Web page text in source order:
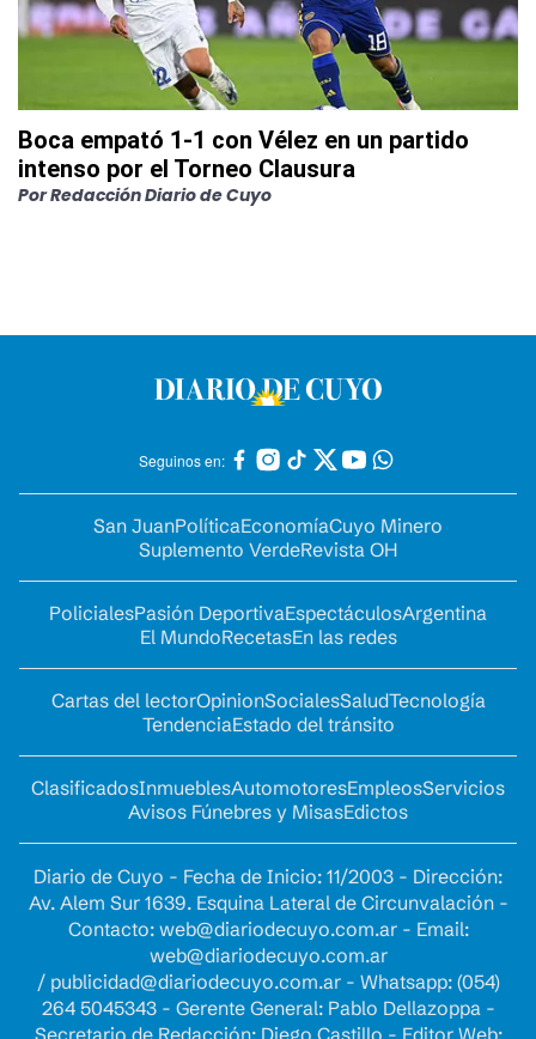
Boca empató 1-1 con Vélez en un partido
intenso por el Torneo Clausura
PorRedacción Diario de Cuyo
Seguinos en:
San JuanPolíticaEconomíaCuyo Minero
Suplemento VerdeRevista OH
PolicialesPasión DeportivaEspectáculosArgentina
El MundoRecetasEn las redes
Cartas del lectorOpinionSocialesSaludTecnología
TendenciaEstado del tránsito
ClasificadosInmueblesAutomotoresEmpleosServicios
Avisos Fúnebres y MisasEdictos
Diario de Cuyo - Fecha de Inicio: 11/2003 - Dirección:
Av. Alem Sur 1639. Esquina Lateral de Circunvalación -
Contacto: web@diariodecuyo.com.ar- Email:
web@diariodecuyo.com.ar
/ publicidad@diariodecuyo.com.ar- Whatsapp: (054)
264 5045343 - Gerente General: Pablo Dellazoppa -